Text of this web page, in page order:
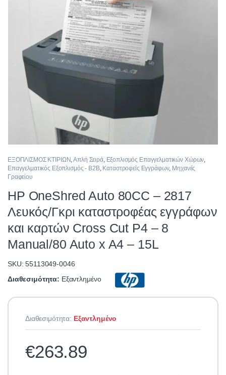
ΕΞΟΠΛΙΣΜΟΣ ΚΤΙΡΙΩΝ ,Απλή Σειρά, Εξοπλισμός Επαγγελματικών Χώρων
Επαγγελματικός Εξοπλισμός - B2B, Καταστροφείς Eγγράφων, Μηχανές
Γραφείου
HP OneShred Auto 80CC – 2817
Λευκός/Γκρι καταστροφέας εγγράφων
και καρτών Cross Cut P4 – 8
Manual/80 Auto x A4 – 15L
SKU: 55113049-0046
Διαθεσιμότητα: Εξαντλημένο
Διαθεσιμότητα: Εξαντλημένο
€263.89